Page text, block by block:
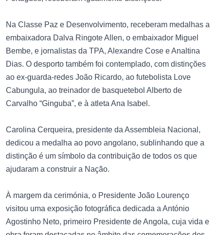
Na Classe Paz e Desenvolvimento, receberam medalhas a
embaixadora Dalva Ringote Allen, o embaixador Miguel
Bembe, e jornalistas da TPA, Alexandre Cose e Analtina
Dias. O desporto também foi contemplado, com distinções
ao ex-guarda-redes João Ricardo, ao futebolista Love
Cabungula, ao treinador de basquetebol Alberto de
Carvalho “Ginguba”, e à atleta Ana Isabel.
Carolina Cerqueira, presidente da Assembleia Nacional,
dedicou a medalha ao povo angolano, sublinhando que a
distinção é um símbolo da contribuição de todos os que
ajudaram a construir a Nação.
À margem da cerimónia, o Presidente João Lourenço
visitou uma exposição fotográfica dedicada a António
Agostinho Neto, primeiro Presidente de Angola, cuja vida e